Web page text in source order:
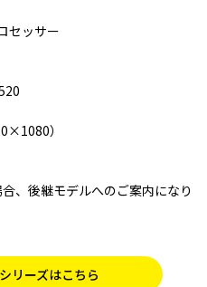
セッサー
）
、後継モデルへのご案内になり
リーズはこちら